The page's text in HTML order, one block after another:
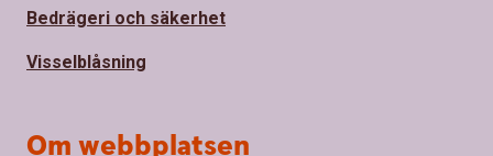
Bedrägeri och säkerhet
Visselblåsning
Om webbplatsen